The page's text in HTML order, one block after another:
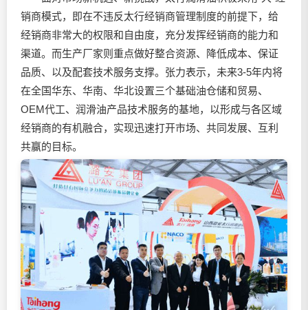
销商模式，即在不违反太行经销商管理制度的前提下，给
经销商非常大的权限和自由度，充分发挥经销商的能力和
渠道。而生产厂家则重点做好整合资源、降低成本、保证
品质、以及配套技术服务支撑。张力表示，未来3-5年内将
在全国华东、华南、华北设置三个基础油仓储和贸易、
OEM代工、润滑油产品技术服务的基地，以形成与各区域
经销商的有机融合，实现迅速打开市场、共同发展、互利
共赢的目标。